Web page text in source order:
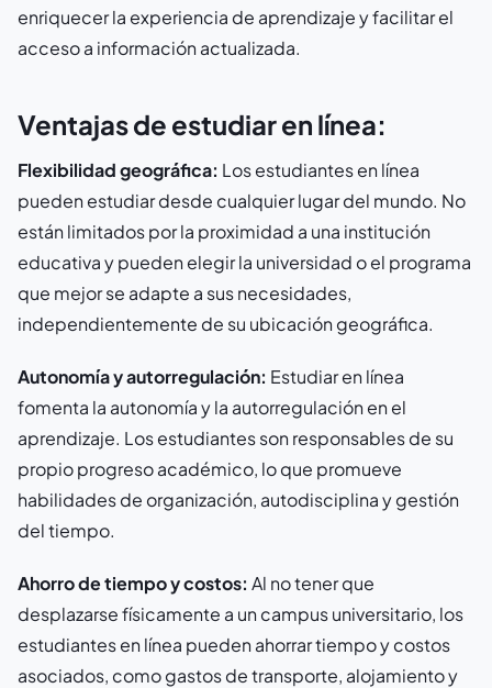
enriquecer la experiencia de aprendizaje y facilitar el
acceso a información actualizada.
Ventajas de estudiar en línea:
Flexibilidad geográfica: Los estudiantes en línea
pueden estudiar desde cualquier lugar del mundo. No
están limitados por la proximidad a una institución
educativa y pueden elegir la universidad o el programa
que mejor se adapte a sus necesidades,
independientemente de su ubicación geográfica.
Autonomía y autorregulación: Estudiar en línea
fomenta la autonomía y la autorregulación en el
aprendizaje. Los estudiantes son responsables de su
propio progreso académico, lo que promueve
habilidades de organización, autodisciplina y gestión
del tiempo.
Ahorro de tiempo y costos: Al no tener que
desplazarse físicamente a un campus universitario, los
estudiantes en línea pueden ahorrar tiempo y costos
asociados, como gastos de transporte, alojamiento y